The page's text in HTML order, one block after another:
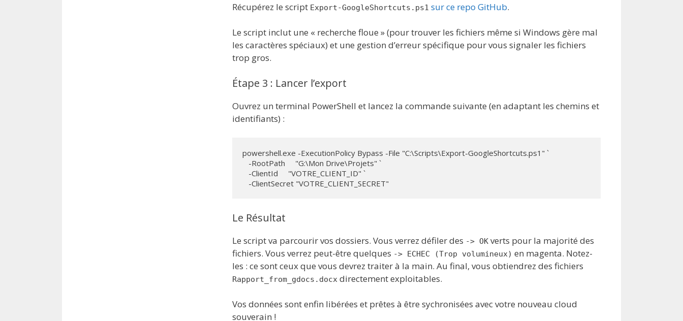
Récupérez le script Export-GoogleShortcuts.ps1 sur ce repo GitHub.
Le script inclut une « recherche floue » (pour trouver les fichiers même si Windows gère mal
les caractères spéciaux) et une gestion d’erreur spécifique pour vous signaler les fichiers
trop gros.
Étape 3 : Lancer l’export
Ouvrez un terminal PowerShell et lancez la commande suivante (en adaptant les chemins et
identifiants) :
powershell.exe -ExecutionPolicy Bypass -File "C:\Scripts\Export-GoogleShortcuts.ps1" `
   -ClientSecret "VOTRE_CLIENT_SECRET"
Le Résultat
Le script va parcourir vos dossiers. Vous verrez défiler des -> OK verts pour la majorité des
fichiers. Vous verrez peut-être quelques -> ECHEC (Trop volumineux) en magenta. Notez-
les : ce sont ceux que vous devrez traiter à la main. Au final, vous obtiendrez des fichiers
Rapport_from_gdocs.docx directement exploitables.
Vos données sont enfin libérées et prêtes à être sychronisées avec votre nouveau cloud
souverain !